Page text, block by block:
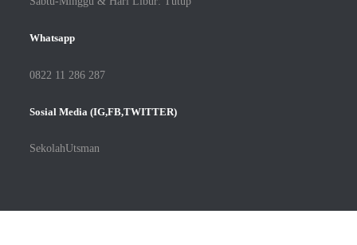
Whatsapp
0822 11 286 287
Sosial Media (IG,FB,TWITTER)
SekolahUtsman